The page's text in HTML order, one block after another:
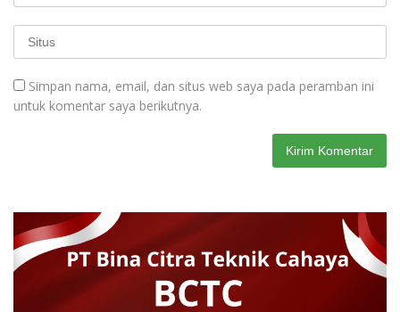
Simpan nama, email, dan situs web saya pada peramban ini
untuk komentar saya berikutnya.